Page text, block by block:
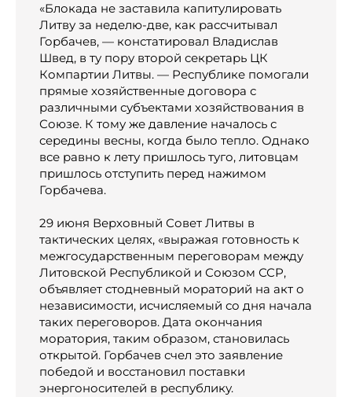
«Блокада не заставила капитулировать
Литву за неделю-две, как рассчитывал
Горбачев, — констатировал Владислав
Швед, в ту пору второй секретарь ЦК
Компартии Литвы. — Республике помогали
прямые хозяйственные договора с
различными субъектами хозяйствования в
Союзе. К тому же давление началось с
середины весны, когда было тепло. Однако
все равно к лету пришлось туго, литовцам
пришлось отступить перед нажимом
Горбачева.
29 июня Верховный Совет Литвы в
тактических целях, «выражая готовность к
межгосударственным переговорам между
Литовской Республикой и Союзом ССР,
объявляет стодневный мораторий на акт о
независимости, исчисляемый со дня начала
таких переговоров. Дата окончания
моратория, таким образом, становилась
открытой. Горбачев счел это заявление
победой и восстановил поставки
энергоносителей в республику.